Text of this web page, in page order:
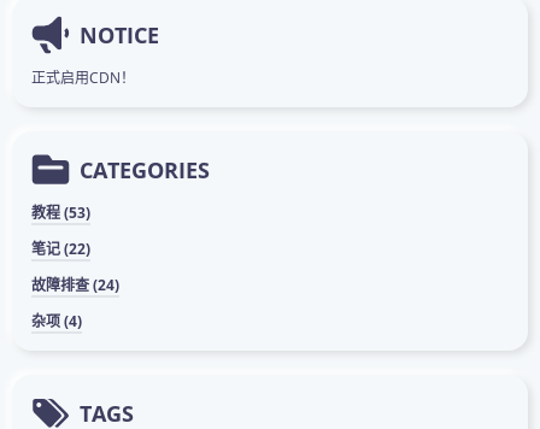
NOTICE
正式启用CDN！
CATEGORIES
教程 (53)
笔记 (22)
故障排查 (24)
杂项 (4)
TAGS